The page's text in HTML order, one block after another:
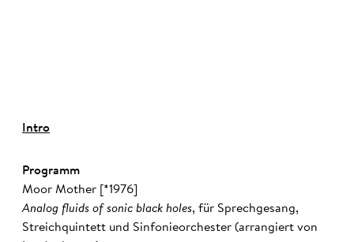
Intro
Programm
Moor Mother [*1976]
Analog fluids of sonic black holes, für Sprechgesang,
Streichquintett und Sinfonieorchester (arrangiert von